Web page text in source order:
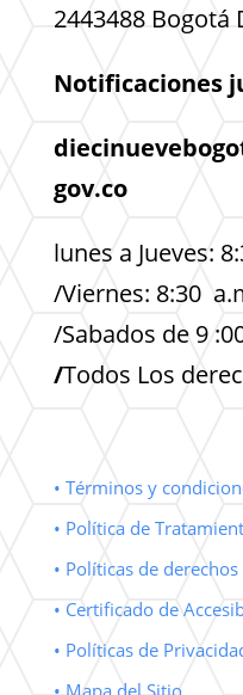
2443488 Bogotá
Notificaciones
gov.co
lunes a Jueves:
/Viernes: 8:30
/Sabados de 9
/Todos Los
• Términos y
• Política de
• Políticas de
• Certificado de
• Políticas de
• Mapa del Sitio